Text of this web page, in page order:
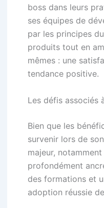
boss dans leurs
ses équipes de
par les principes
produits tout en
mêmes : une
tendance positive.
Les défis associés
Bien que les
survenir lors de
majeur,
profondément
des formations et
adoption réussie